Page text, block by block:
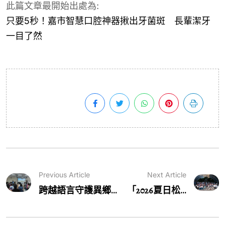
此篇文章最開始出處為:
只要5秒！嘉市智慧口腔神器揪出牙菌斑 長輩潔牙
一目了然
Previous Article
跨越語言守護異鄉...
Next Article
「2026夏日松...